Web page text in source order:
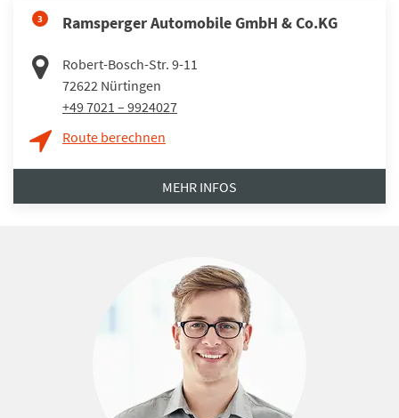
3 Ramsperger Automobile GmbH & Co.KG
Robert-Bosch-Str. 9-11
72622 Nürtingen
+49 7021 – 9924027
Route berechnen
MEHR INFOS